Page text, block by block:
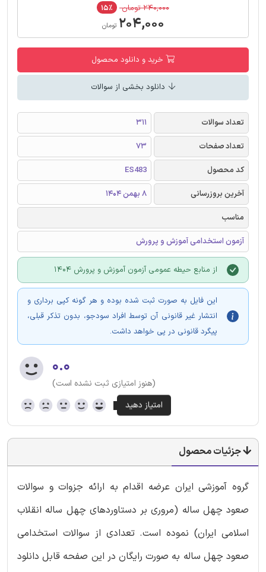
۲۴۰,۰۰۰ تومان ۱۵٪
۲۰۴,۰۰۰ تومان
خرید و دانلود محصول
دانلود بخشی از سوالات
تعداد سوالات
311
تعداد صفحات
73
کد محصول
ES483
آخرین بروزرسانی
8 بهمن 1404
مناسب
آزمون استخدامی آموزش و پرورش
از منابع حیطه عمومی آزمون آموزش و پرورش 1404
این فایل به صورت ثبت شده بوده و هر گونه کپی برداری و
انتشار غیر قانونی آن توسط افراد سودجو، بدون تذکر قبلی،
پیگرد قانونی در پی خواهد داشت.
۰.۰
(هنوز امتیازی ثبت نشده است)
جزئیات محصول
گروه آموزشی ایران عرضه اقدام به ارائه جزوات و سوالات
صعود چهل ساله (مروری بر دستاوردهای چهل ساله انقلاب
اسلامی ایران) نموده است. تعدادی از سوالات استخدامی
صعود چهل ساله به صورت رایگان در این صفحه قابل دانلود